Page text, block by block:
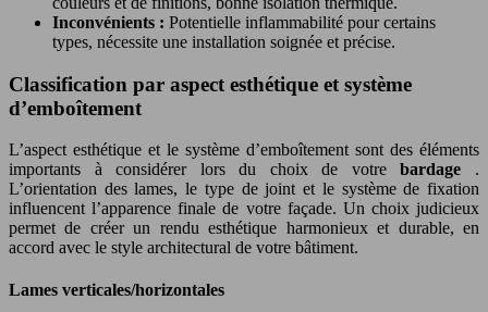
Inconvénients : Potentielle inflammabilité pour certains
types, nécessite une installation soignée et précise.
Classification par aspect esthétique et système
d’emboîtement
L’aspect esthétique et le système d’emboîtement sont des éléments
importants à considérer lors du choix de votrebardage .
L’orientation des lames, le type de joint et le système de fixation
influencent l’apparence finale de votre façade. Un choix judicieux
permet de créer un rendu esthétique harmonieux et durable, en
accord avec le style architectural de votre bâtiment.
Lames verticales/horizontales